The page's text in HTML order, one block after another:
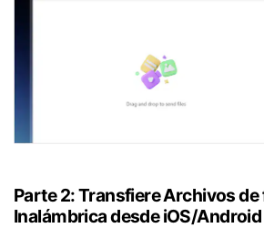
Parte 2: Transfiere Archivos de
Inalámbrica desde iOS/Android󠀲󠀩󠀧󠀢󠀨󠀣󠀦󠀧󠀳